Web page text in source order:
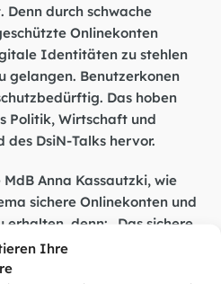
Ihre
durch schwache
Onlinekonten
Identitäten zu stehlen
gelangen. Benutzerkonen
Das hoben
Politik, Wirtschaft und
DsiN-Talks hervor.
Anna Kassautzki, wie
sichere Onlinekonten und
denn: „Das sichere
unsichere aber auch.“ Auch
dass Phishing-Attacken